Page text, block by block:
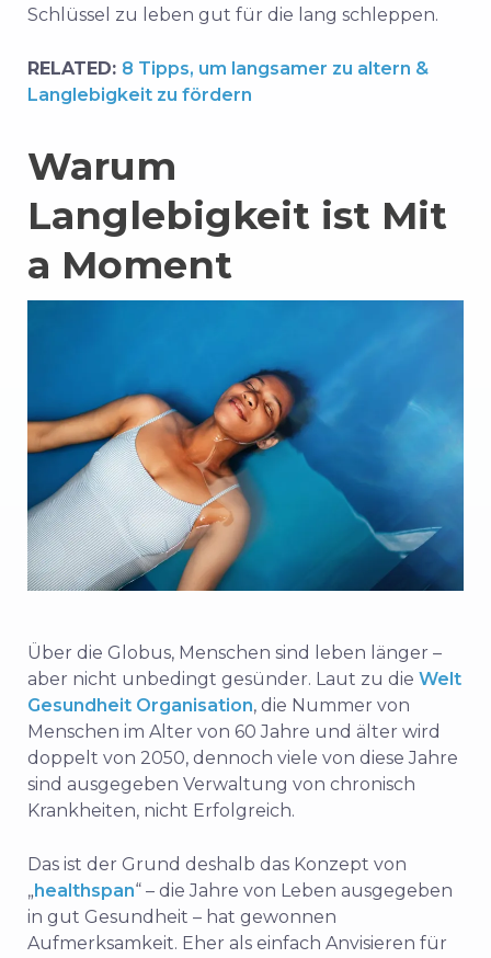
Schlüssel zu leben gut für die lang schleppen.
RELATED: 8 Tipps, um langsamer zu altern &
Langlebigkeit zu fördern
Warum
Langlebigkeit ist Mit
a Moment
Über die Globus, Menschen sind leben länger –
aber nicht unbedingt gesünder. Laut zu die Welt
Gesundheit Organisation, die Nummer von
Menschen im Alter von 60Jahre und älter wird
doppelt von 2050, dennoch viele von dieseJahre
sind ausgegeben Verwaltung von chronisch
Krankheiten, nicht Erfolgreich.
Das ist der Grund deshalb das Konzept von
„ healthspan“ – dieJahre von Leben ausgegeben
in gut Gesundheit – hat gewonnen
Aufmerksamkeit. Eher als einfach Anvisieren für